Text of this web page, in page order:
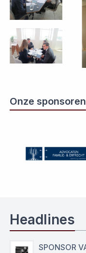
Onze sponsoren
Headlines